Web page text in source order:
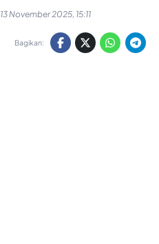
13 November 2025, 15:11
Bagikan: